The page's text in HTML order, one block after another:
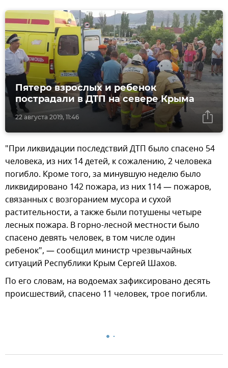
22 августа 2019, 11:46
Пятеро взрослых и ребенок
пострадали в ДТП на севере Крыма
"При ликвидации последствий ДТП было спасено 54
человека, из них 14 детей, к сожалению, 2 человека
погибло. Кроме того, за минувшую неделю было
ликвидировано 142 пожара, из них 114 — пожаров,
связанных с возгоранием мусора и сухой
растительности, а также были потушены четыре
лесных пожара. В горно-лесной местности было
спасено девять человек, в том числе один
ребенок", — сообщил министр чрезвычайных
ситуаций Республики Крым Сергей Шахов.
По его словам, на водоемах зафиксировано десять
происшествий, спасено 11 человек, трое погибли.